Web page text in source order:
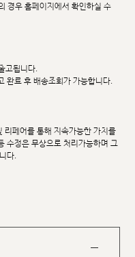
경우 홈페이지에서 확인하실 수
고됩니다.
완료 후 배송조회가 가능합니다.
리페어를 통해 지속가능한 가치를
수정은 무상으로 처리가능하며 그
다.